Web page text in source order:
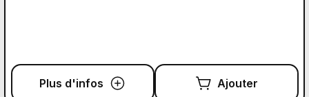
Plus d'infos Ajouter